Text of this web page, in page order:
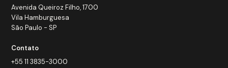
Avenida Queiroz Filho, 1700
Vila Hamburguesa
São Paulo - SP
Contato
+55 11 3835-3000